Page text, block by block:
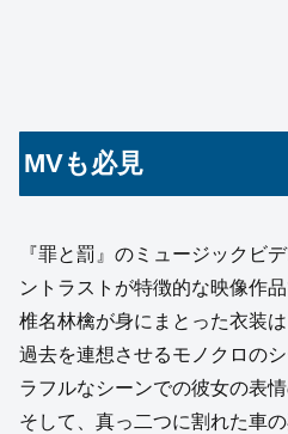
MVも必見
『罪と罰』のミュージックビ
ントラストが特徴的な映像作品
椎名林檎が身にまとった衣装
過去を連想させるモノクロの
ラフルなシーンでの彼女の表
そして、真っ二つに割れた車の